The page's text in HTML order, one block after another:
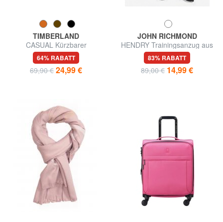
TIMBERLAND
CASUAL Kürzbarer
Ledergürtel
64% RABATT
69,90 € 24,99 €
JOHN RICHMOND
HENDRY Trainingsanzug aus
Baumwoll-Sweatshirt und
Hose
83% RABATT
89,00 € 14,99 €